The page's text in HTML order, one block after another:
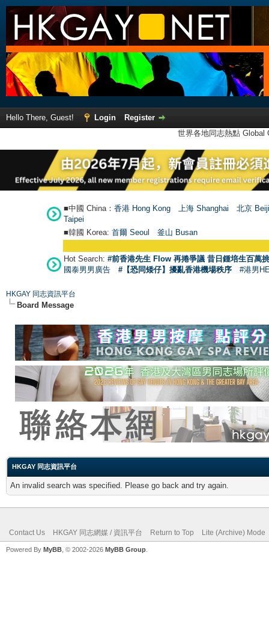
Hello There, Guest! Login
Register
世界各地同志熱點
■中國 China： 香港 Hong Kong 上海 Shanghai
北京
Taipei
■韓國 Korea: 首爾 Seoul 釜山 Busan
Hot Search: #前香港先生 Flow 再捲爭議 昔日鍾培生百萬
國泰男男廣告
#【恐同矮仔】擾亂香港機場秩序 #港男
HKGAY 同志資訊平台
Board Message
HKGAY 同志資訊平台
An invalid search was specified. Please go back and try again.
Contact Us HKGAY 同志網媒 / 資訊平台 Return to Top Lite (Archive) Mode
Powered By MyBB , © 2002-2026 MyBB Group